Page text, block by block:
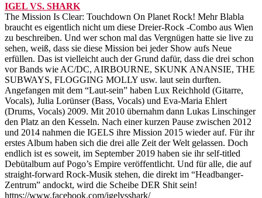
IGEL VS. SHARK
The Mission Is Clear: Touchdown On Planet Rock! Mehr Blabla
braucht es eigentlich nicht um diese Dreier-Rock -Combo aus Wien
zu beschreiben. Und wer schon mal das Vergnügen hatte sie live zu
sehen, weiß, dass sie diese Mission bei jeder Show aufs Neue
erfüllen. Das ist vielleicht auch der Grund dafür, dass die drei schon
vor Bands wie AC/DC, AIRBOURNE, SKUNK ANANSIE, THE
SUBWAYS, FLOGGING MOLLY usw. laut sein durften.
Angefangen mit dem “Laut-sein” haben Lux Reichhold (Gitarre,
Vocals), Julia Lorünser (Bass, Vocals) und Eva-Maria Ehlert
(Drums, Vocals) 2009. Mit 2010 übernahm dann Lukas Linschinger
den Platz an den Kesseln. Nach einer kurzen Pause zwischen 2012
und 2014 nahmen die IGELS ihre Mission 2015 wieder auf. Für ihr
erstes Album haben sich die drei alle Zeit der Welt gelassen. Doch
endlich ist es soweit, im September 2019 haben sie ihr self-titled
Debütalbum auf Pogo’s Empire veröffentlicht. Und für alle, die auf
straight-forward Rock-Musik stehen, die direkt im “Headbanger-
Zentrum” andockt, wird die Scheibe DER Shit sein!
https://www.facebook.com/igelvsshark/